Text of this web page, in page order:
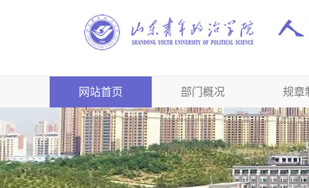
网站首页 部门概况 规章